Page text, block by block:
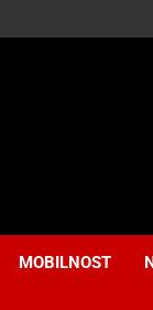
MOBILNOST